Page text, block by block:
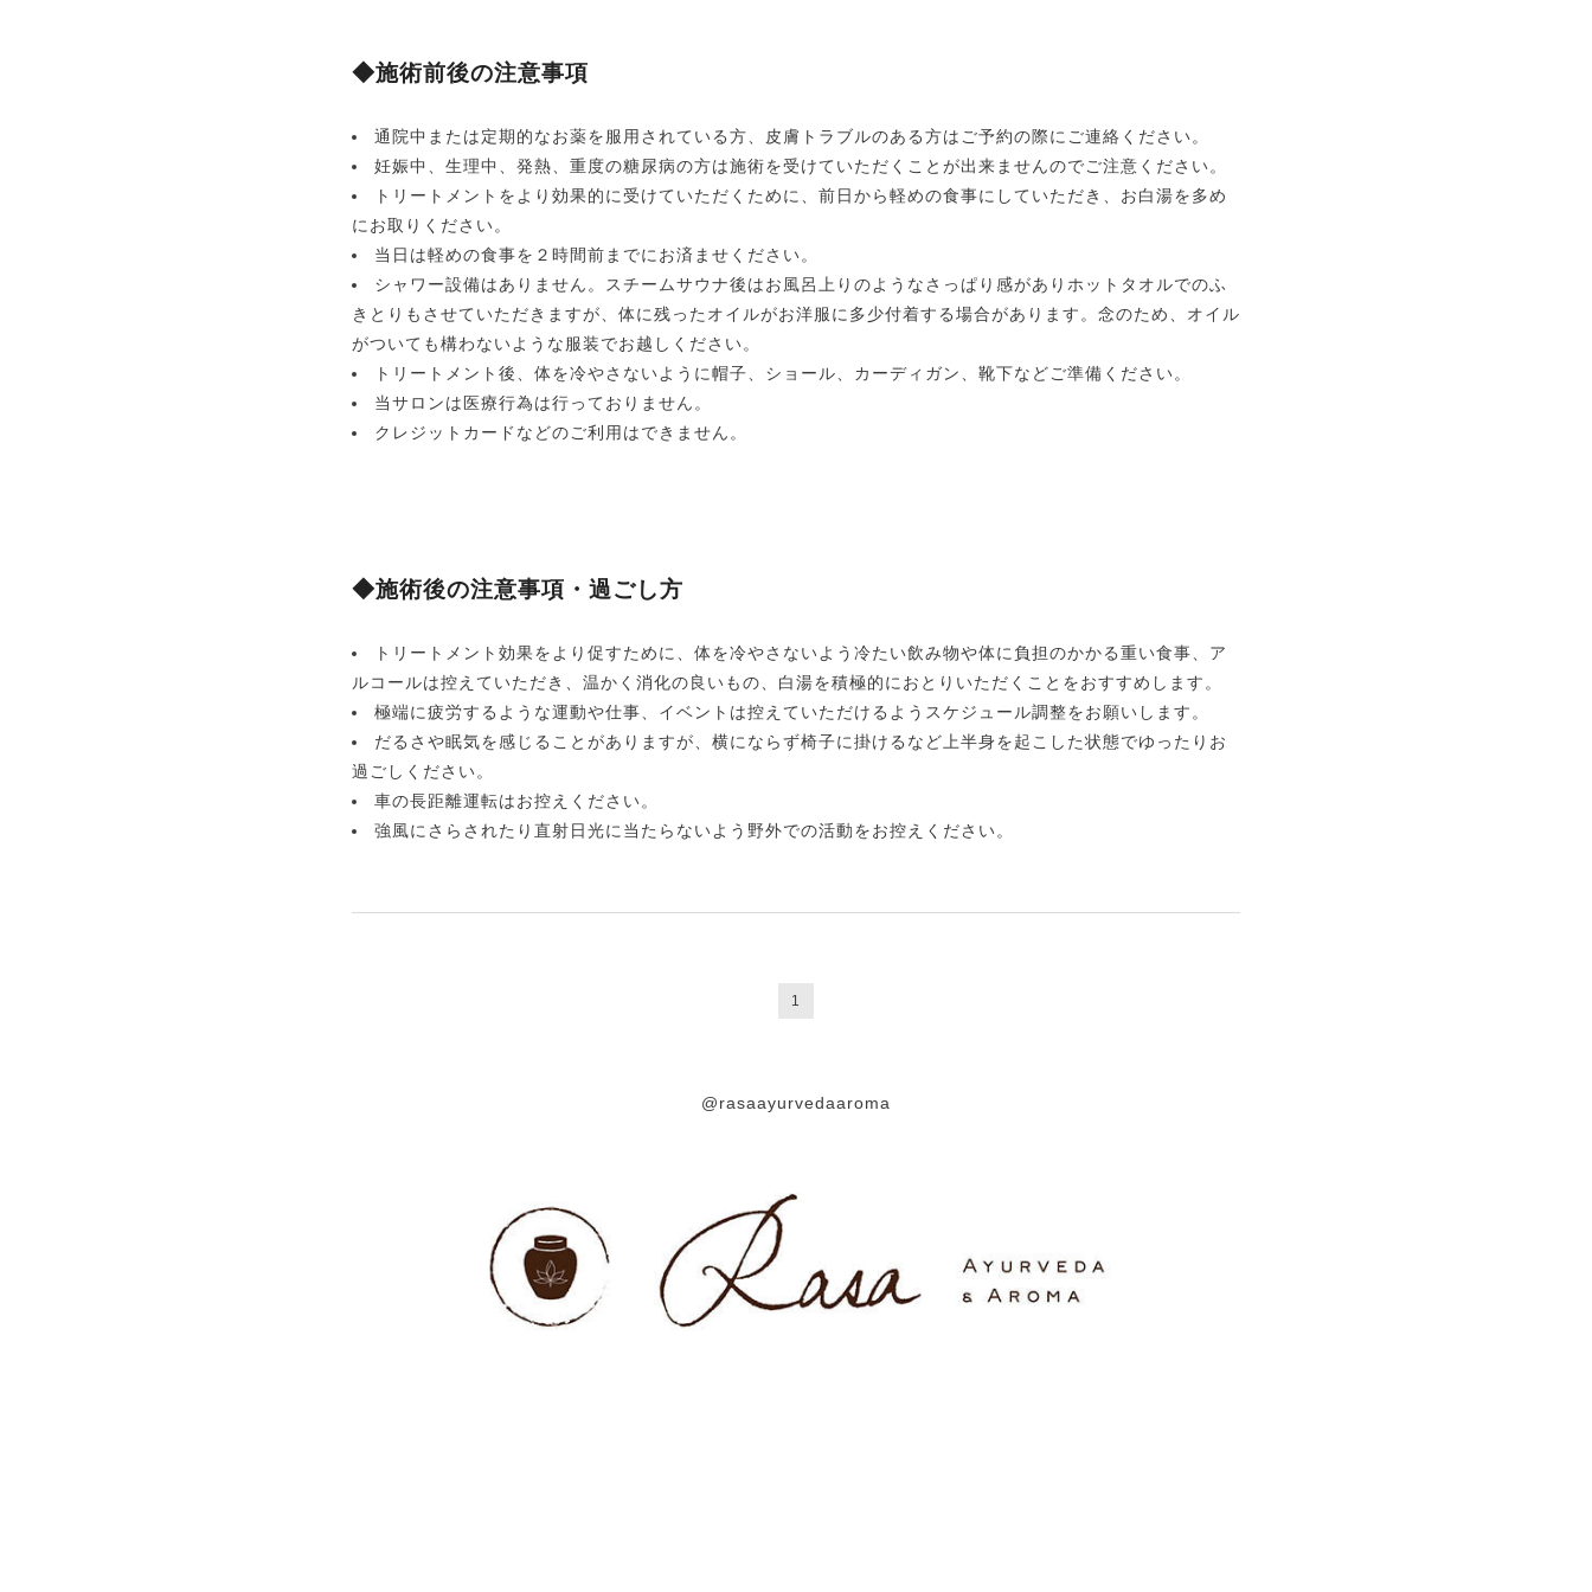
◆施術前後の注意事項
通院中または定期的なお薬を服用されている方、皮膚トラブルのある方はご予約の際にご連絡ください。
妊娠中、生理中、発熱、重度の糖尿病の方は施術を受けていただくことが出来ませんのでご注意ください。
トリートメントをより効果的に受けていただくために、前日から軽めの食事にしていただき、お白湯を多め
にお取りください。
当日は軽めの食事を２時間前までにお済ませください。
シャワー設備はありません。スチームサウナ後はお風呂上りのようなさっぱり感がありホットタオルでのふ
きとりもさせていただきますが、体に残ったオイルがお洋服に多少付着する場合があります。念のため、オイル
がついても構わないような服装でお越しください。
トリートメント後、体を冷やさないように帽子、ショール、カーディガン、靴下などご準備ください。
当サロンは医療行為は行っておりません。
クレジットカードなどのご利用はできません。
◆施術後の注意事項・過ごし方
トリートメント効果をより促すために、体を冷やさないよう冷たい飲み物や体に負担のかかる重い食事、ア
ルコールは控えていただき、温かく消化の良いもの、白湯を積極的におとりいただくことをおすすめします。
極端に疲労するような運動や仕事、イベントは控えていただけるようスケジュール調整をお願いします。
だるさや眠気を感じることがありますが、横にならず椅子に掛けるなど上半身を起こした状態でゆったりお
過ごしください。
車の長距離運転はお控えください。
強風にさらされたり直射日光に当たらないよう野外での活動をお控えください。
1
@rasaayurvedaaroma